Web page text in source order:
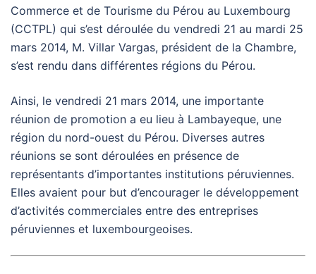
Commerce et de Tourisme du Pérou au Luxembourg
(CCTPL) qui s’est déroulée du vendredi 21 au mardi 25
mars 2014, M. Villar Vargas, président de la Chambre,
s’est rendu dans différentes régions du Pérou.
Ainsi, le vendredi 21 mars 2014, une importante
réunion de promotion a eu lieu à Lambayeque, une
région du nord-ouest du Pérou. Diverses autres
réunions se sont déroulées en présence de
représentants d’importantes institutions péruviennes.
Elles avaient pour but d’encourager le développement
d’activités commerciales entre des entreprises
péruviennes et luxembourgeoises.